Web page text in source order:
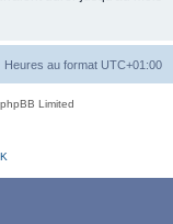
c
Heures au format UTC+01:00
Limited